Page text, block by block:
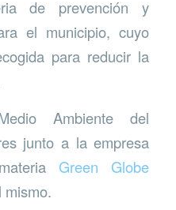
de prevención y
el municipio, cuyo
para reducir la
Ambiente del
junto a la empresa
Green Globe
mismo.